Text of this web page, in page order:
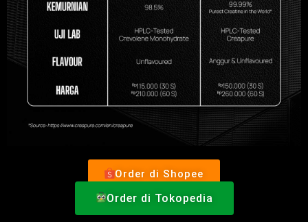
Order di Shopee
Order di Tokopedia